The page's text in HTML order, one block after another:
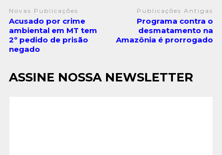
Novas Publicações
Acusado por crime
ambiental em MT tem
2º pedido de prisão
negado
Publicações Antigas
Programa contra o
desmatamento na
Amazônia é prorrogado
ASSINE NOSSA NEWSLETTER